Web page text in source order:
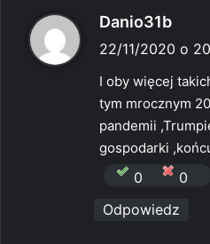
Danio31b
i
e
22/11/2020 o
I oby więcej
tym mrocznym
pandemii
gospodarki
0
0
Odpowiedz